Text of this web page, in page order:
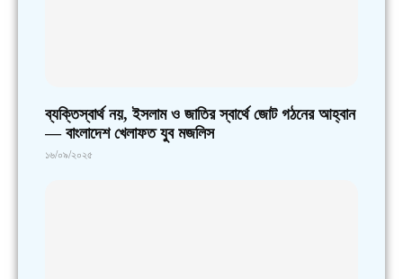
ব্যক্তিস্বার্থ নয়, ইসলাম ও জাতির স্বার্থে জোট গঠনের আহ্বান
— বাংলাদেশ খেলাফত যুব মজলিস
১৬/০৯/২০২৫